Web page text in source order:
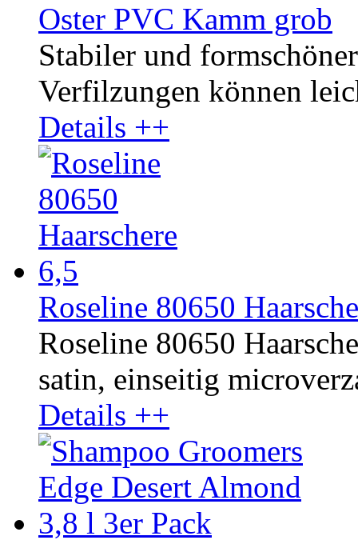
Oster PVC Kamm grob
Stabiler und
Verfilzungen können
Details ++
Roseline 80650
Roseline 80650
satin, einseitig
Details ++